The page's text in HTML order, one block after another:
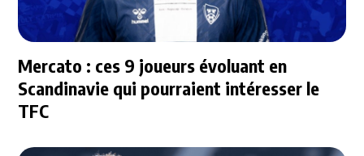
Mercato : ces 9 joueurs évoluant en
Scandinavie qui pourraient intéresser le
TFC